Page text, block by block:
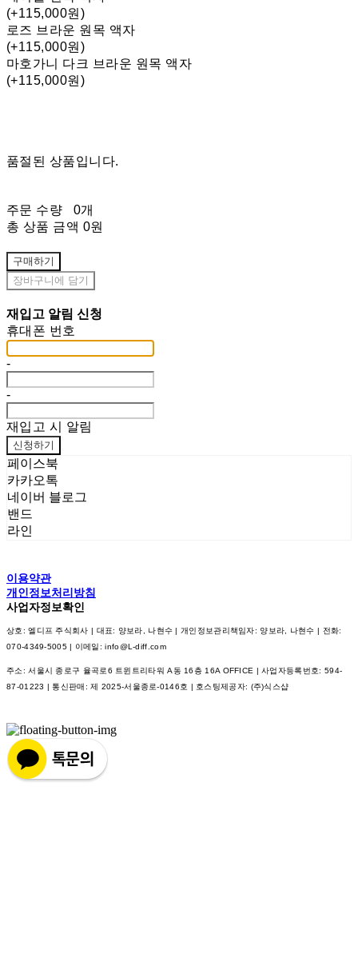
(+115,000원)
로즈 브라운 원목 액자
(+115,000원)
마호가니 다크 브라운 원목 액자
(+115,000원)
품절된 상품입니다.
주문 수량
0개
총 상품 금액 0원
구매하기
장바구니에 담기
재입고 알림 신청
휴대폰 번호
-
-
재입고 시 알림
신청하기
페이스북
카카오톡
네이버 블로그
밴드
라인
이용약관
개인정보처리방침
사업자정보확인
상호: 엘디프 주식회사 | 대표: 양보라, 나현수 | 개인정보관리책임자: 양보라, 나현수 | 전화:
070-4349-5005 | 이메일: info@L-diff.com
주소: 서울시 종로구 율곡로6 트윈트리타워 A동 16층 16A OFFICE | 사업자등록번호: 594-
87-01223 | 통신판매:제 2025-서울종로-0146호 | 호스팅제공자: (주)식스샵